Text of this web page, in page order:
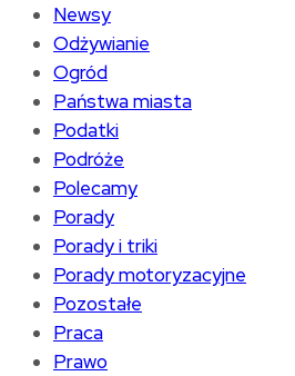
Newsy
Odżywianie
Ogród
Państwa miasta
Podatki
Podróże
Polecamy
Porady
Porady i triki
Porady motoryzacyjne
Pozostałe
Praca
Prawo